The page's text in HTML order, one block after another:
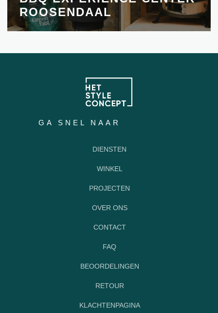
ROOSENDAAL
GA SNEL NAAR
DIENSTEN
WINKEL
PROJECTEN
OVER ONS
CONTACT
FAQ
BEOORDELINGEN
RETOUR
KLACHTENPAGINA